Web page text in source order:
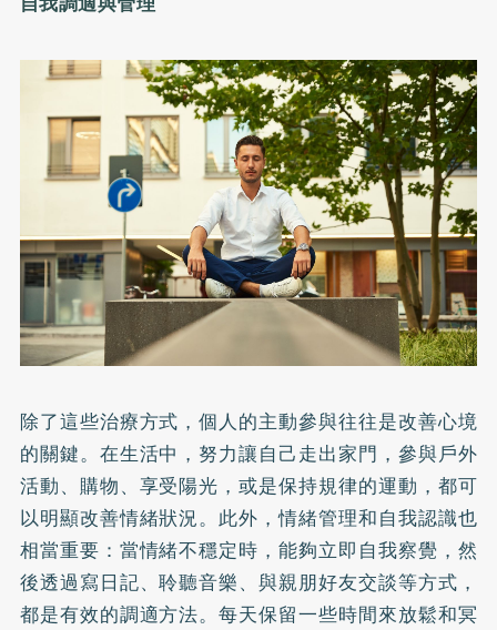
除了這些治療方式，個人的主動參與往往是改善心境
的關鍵。在生活中，努力讓自己走出家門，參與戶外
活動、購物、享受陽光，或是保持規律的運動，都可
以明顯改善情緒狀況。此外，情緒管理和自我認識也
相當重要：當情緒不穩定時，能夠立即自我察覺，然
後透過寫日記、聆聽音樂、與親朋好友交談等方式，
都是有效的調適方法。每天保留一些時間來放鬆和冥